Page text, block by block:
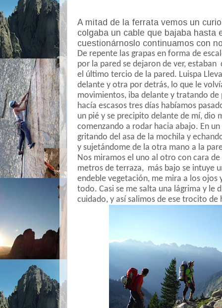
A mitad de la ferrata vemos un
colgaba un cable que bajaba hasta
cuestionárnoslo continuamos con
De repente las grapas en forma de
por la pared se dejaron de ver,
el último tercio de la pared. Luispa
delante y otra por detrás, lo que le
movimientos, iba delante y tratando de
hacía escasos tres días habíamos
un pié y se precipito delante de mí, dio
comenzando a rodar hacia abajo. En
gritando del asa de la mochila y
y sujetándome de la otra mano a la
Nos miramos el uno al otro con cara
metros de terraza, más bajo se intuye
endeble vegetación, me mira a los ojos
todo. Casi se me salta una lágrima y le
cuidado, y así salimos de ese trocito de